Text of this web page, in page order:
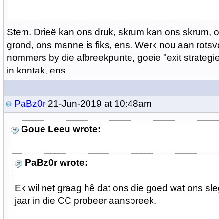
Stem. Drieë kan ons druk, skrum kan ons skrum,
grond, ons manne is fiks, ens. Werk nou aan
nommers by die afbreekpunte, goeie "exit
in kontak, ens.
PaBz0r21-Jun-2019 at 10:48am
Goue Leeu wrote:
PaBz0r wrote:
Ek wil net graag hê dat ons die goed wat ons
jaar in die CC probeer aanspreek.